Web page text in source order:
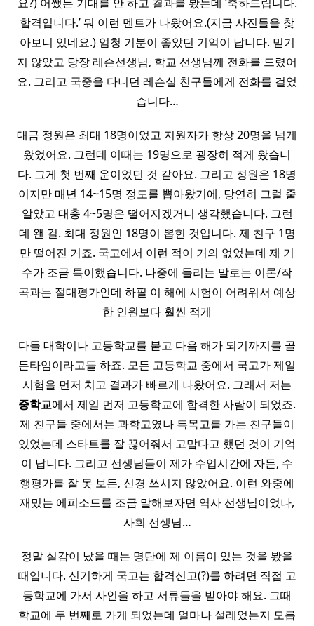
합격입니다.’ 뭐 이런 멘트가 나왔어요.(지금 사진들을 찾
아보니 있네요.) 엄청 기분이 좋았던 기억이 납니다. 믿기
지 않았고 당장 레슨선생님, 학교 선생님께 전화를 드렸어
요. 그리고 국중을 다니던 레슨실 친구들에게 전화를 걸었
습니다…
대금 정원은 최대 18명이었고 지원자가 항상 20명을 넘게
왔었어요. 그런데 이때는 19명으로 굉장히 적게 왔습니
다. 그게 첫 번째 운이었던 것 같아요. 그리고 정원은 18명
이지만 매년 14~15명 정도를 뽑아왔기에, 당연히 그럴 줄
알았고 대충 4~5명은 떨어지겠거니 생각했습니다. 그런
데 왠 걸. 최대 정원인 18명이 뽑힌 것입니다. 제 친구 1명
만 떨어진 거죠. 국고에서 이런 적이 거의 없었는데 제 기
수가 조금 특이했습니다. 나중에 들리는 말로는 이론/작
곡과는 절대평가인데 하필 이 해에 시험이 어려워서 예상
한 인원보다 훨씬 적게
다들 대학이나 고등학교를 붙고 다음 해가 되기까지를 골
든타임이라고들 하죠. 모든 고등학교 중에서 국고가 제일
시험을 먼저 치고 결과가 빠르게 나왔어요. 그래서 저는
중학교에서 제일 먼저 고등학교에 합격한 사람이 되었죠.
제 친구들 중에서는 과학고였나 특목고를 가는 친구들이
있었는데 스타트를 잘 끊어줘서 고맙다고 했던 것이 기억
이 납니다. 그리고 선생님들이 제가 수업시간에 자든, 수
행평가를 잘 못 보든, 신경 쓰시지 않았어요. 이런 와중에
재밌는 에피소드를 조금 말해보자면 역사 선생님이었나,
사회 선생님…
정말 실감이 났을 때는 명단에 제 이름이 있는 것을 봤을
때입니다. 신기하게 국고는 합격신고(?)를 하려면 직접 고
등학교에 가서 사인을 하고 서류들을 받아야 해요. 그때
학교에 두 번째로 가게 되었는데 얼마나 설레었는지 모릅